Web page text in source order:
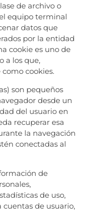
de archivo o
equipo terminal
datos que
por la entidad
cookie es uno de
a los que,
cookies.
son pequeños
desde un
del usuario en
recuperar esa
la navegación
conectadas al
de
de uso,
cuentas de usuario,